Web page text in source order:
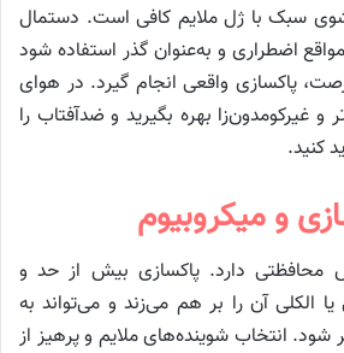
سبک با ژل ملایم کافی است. دستمال
اضطراری و به‌عنوان گذر استفاده شود
پاکسازی واقعی انجام گیرد. در هوای
غیرکومدون‌زا بهره بگیرید و ضدآفتاب را
کنید.
و میکروبیوم
محافظتی دارد. پاکسازی بیش از حد و
الکلی آن را بر هم می‌زند و می‌تواند به
انتخاب شوینده‌های ملایم و پرهیز از